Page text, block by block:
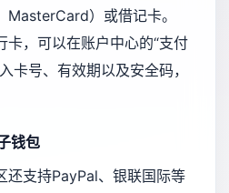
MasterCard）或借记卡。
卡，可以在账户中心的“支付
卡号、有效期以及安全码，
钱包
还支持PayPal、银联国际等